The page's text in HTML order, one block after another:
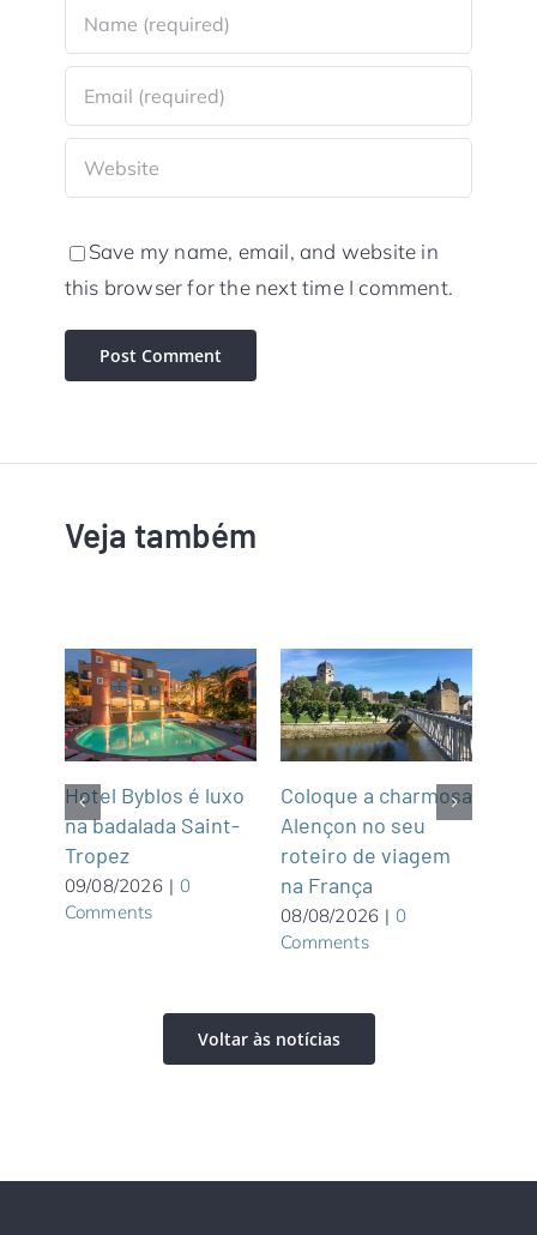
Save my name, email, and website in
this browser for the next time I comment.
Veja também
Hotel Byblos é luxo
na badalada Saint-
Tropez
09/08/2026 | 0
Comments
Coloque a charmosa
Alençon no seu
roteiro de viagem
na França
08/08/2026 | 0
Comments
Voltar às notícias